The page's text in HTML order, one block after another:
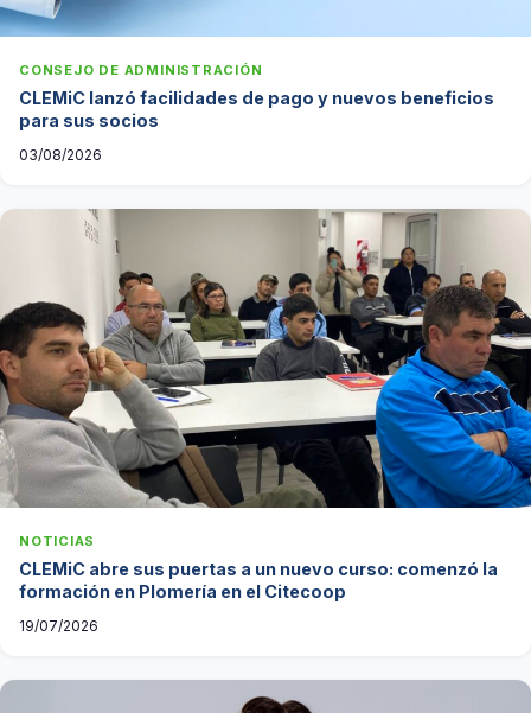
CONSEJO DE ADMINISTRACIÓN
CLEMiC lanzó facilidades de pago y nuevos beneficios
para sus socios
03/08/2026
NOTICIAS
CLEMiC abre sus puertas a un nuevo curso: comenzó la
formación en Plomería en el Citecoop
19/07/2026